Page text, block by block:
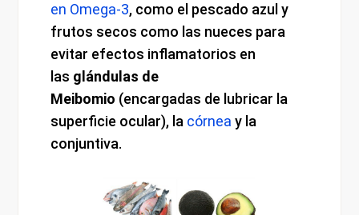
en Omega-3, como el pescado azul y
frutos secos como las nueces para
evitar efectos inflamatorios en
las glándulas de
Meibomio (encargadas de lubricar la
superficie ocular), la córnea y la
conjuntiva.